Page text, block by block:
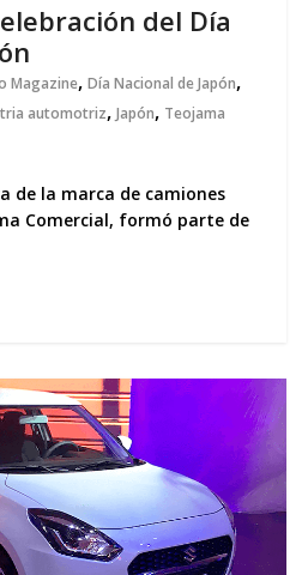
del Día
Magazine,Día Nacional de Japón,
automotriz,Japón, Teojama
de la marca de camiones
Comercial, formó parte de